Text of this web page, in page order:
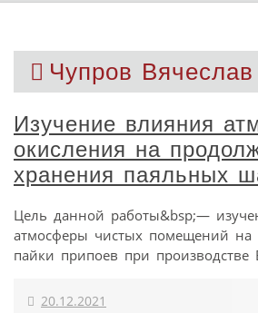
Чупров Вячеслав
Изучение влияния
окисления на
хранения паяльных
Цель данной работы&bsp;—
атмосферы чистых помещений на
пайки припоев при производстве
20.12.2021